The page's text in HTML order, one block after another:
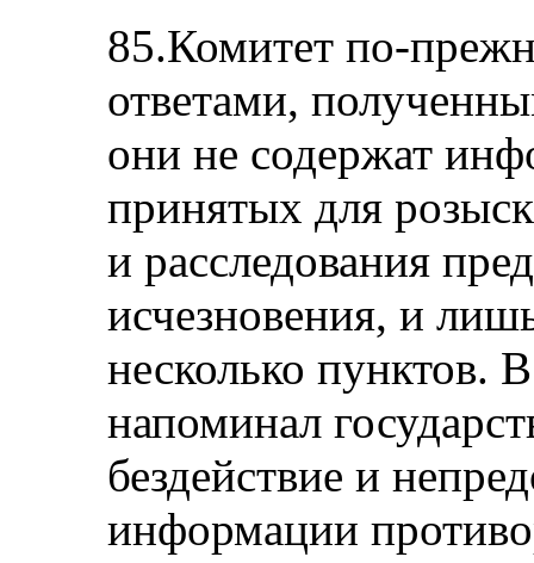
85.Комитет по-
ответами,
они не содержат
принятых для
и расследования
исчезновения, и
несколько пунктов.
напоминал
бездействие и
информации